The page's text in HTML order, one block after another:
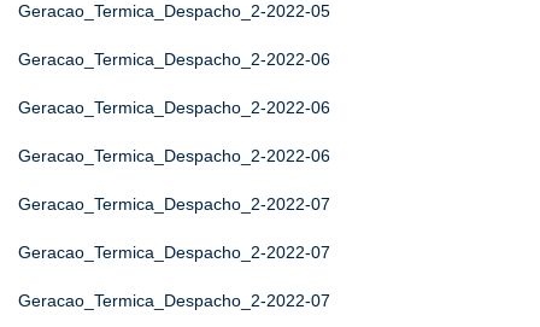
Geracao_Termica_Despacho_2-2022-05
Geracao_Termica_Despacho_2-2022-06
Geracao_Termica_Despacho_2-2022-06
Geracao_Termica_Despacho_2-2022-06
Geracao_Termica_Despacho_2-2022-07
Geracao_Termica_Despacho_2-2022-07
Geracao_Termica_Despacho_2-2022-07